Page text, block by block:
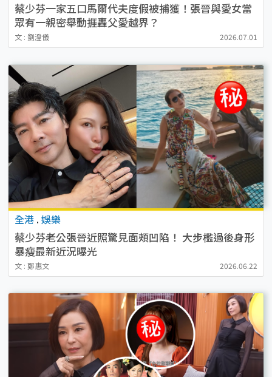
蔡少芬一家五口馬爾代夫度假被捕獲！張晉與愛女當
眾有一親密舉動捱轟父愛越界？
文 : 劉澄儀 2026.07.01
全港 . 娛樂
蔡少芬老公張晉近照驚見面頰凹陷！ 大步檻過後身形
暴瘦最新近況曝光
文 : 鄭惠文 2026.06.22